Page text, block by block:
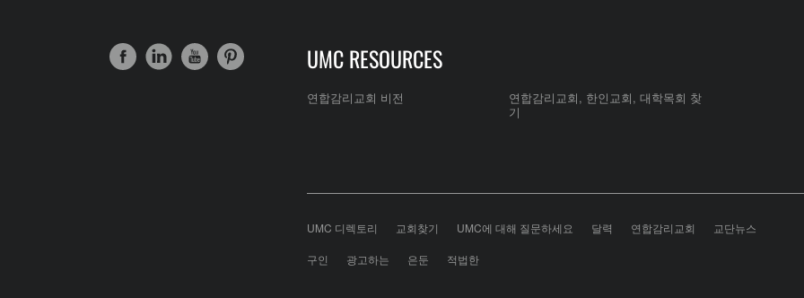
UMC RESOURCES
연합감리교회 비전
연합감리교회, 한인교회, 대학목회 찾
기
UMC 디렉토리 교회찾기 UMC에 대해 질문하세요 달력 연합감리교회 교단뉴스
구인 광고하는 은둔 적법한